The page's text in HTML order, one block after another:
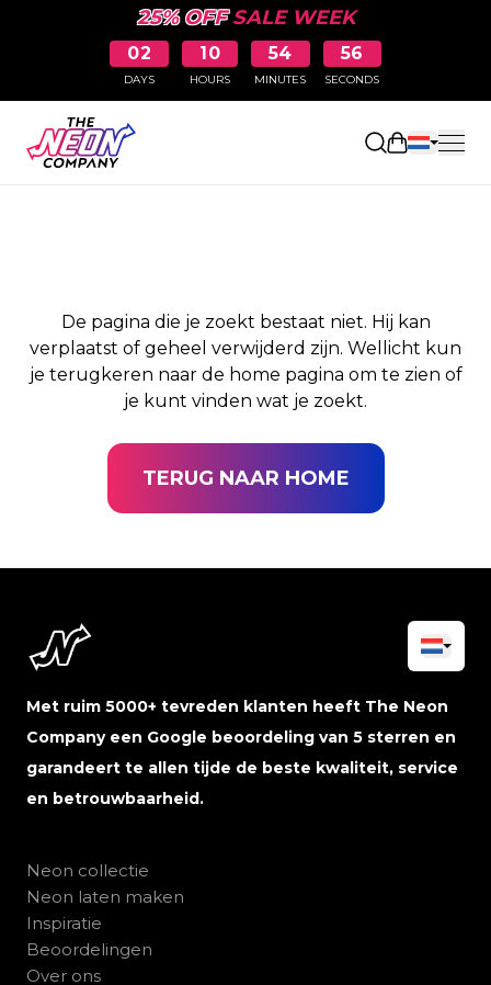
25% OFFSALE WEEK
02
DAYS
10
HOURS
54
MINUTES
56
SECONDS
PAGINA NIET
De pagina die je zoekt bestaat niet. Hij kan
verplaatst of geheel verwijderd zijn. Wellicht kun
je terugkeren naar de home pagina om te zien of
je kunt vinden wat je zoekt.
TERUG NAAR HOME
Met ruim 5000+ tevreden klanten heeft The Neon
Company een Google beoordeling van 5 sterren en
garandeert te allen tijde de beste kwaliteit, service
en betrouwbaarheid.
Neon collectie
Neon laten maken
Inspiratie
Beoordelingen
Over ons